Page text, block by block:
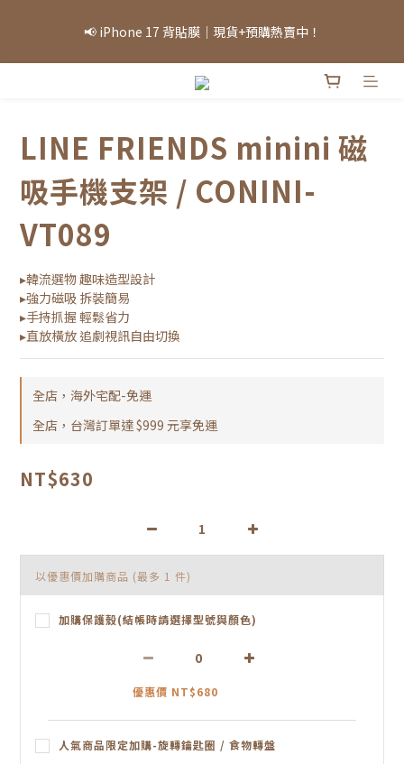
庫存為準，敬請見諒。」
📢 iPhone 17 背貼膜｜現貨+預購熱賣中！
「因部分商品熱銷，部分庫存可能需等候，實際出貨情況將依當日
LINE FRIENDS minini 磁
吸手機支架 / CONINI-
VT089
▸韓流選物 趣味造型設計
▸強力磁吸 拆裝簡易
▸手持抓握 輕鬆省力
▸直放橫放 追劇視訊自由切換
全店，海外宅配-免運
全店，台灣訂單達 $999 元享免運
NT$630
以優惠價加購商品 (最多 1 件)
加購保護殼(結帳時請選擇型號與顏色)
優惠價 NT$680
人氣商品限定加購-旋轉鑰匙圈 / 食物轉盤